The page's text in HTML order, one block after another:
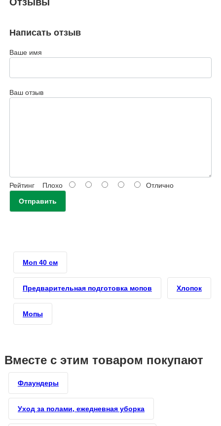
Написать отзыв
Ваше имя
Ваш отзыв
РейтингПлохо
Отлично
Отправить
Моп 40 см
Предварительная подготовка мопов Хлопок
Мопы
Вместе с этим товаром покупают
Флаундеры
Уход за полами, ежедневная уборка